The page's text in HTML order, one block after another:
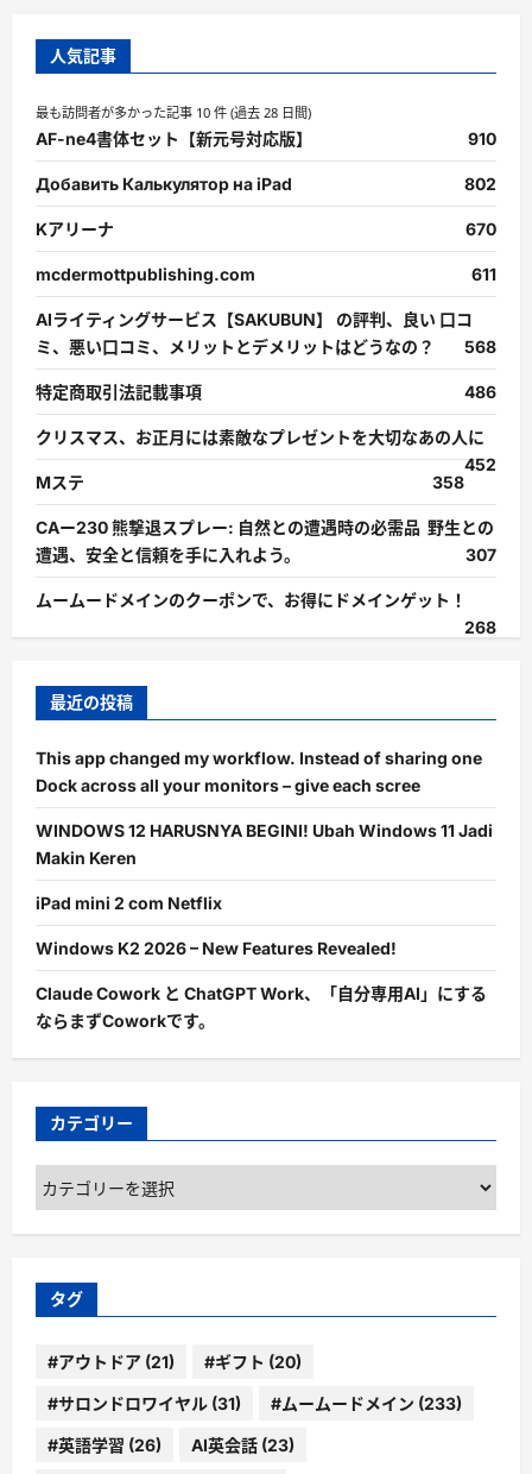
人気記事
最も訪問者が多かった記事 10 件 (過去 28 日間)
AF-ne4書体セット【新元号対応版】 910
Добавить Калькулятор на iPad 802
Kアリーナ 670
mcdermottpublishing.com 611
AIライティングサービス【SAKUBUN】 の評判、良い 口コ
ミ、悪い口コミ、メリットとデメリットはどうなの？
568
特定商取引法記載事項 486
クリスマス、お正月には素敵なプレゼントを大切なあの人に
452
Mステ
358
CAー230 熊撃退スプレー: 自然との遭遇時の必需品 野生との
遭遇、安全と信頼を手に入れよう。
307
ムームードメインのクーポンで、お得にドメインゲット！
268
最近の投稿
This app changed my workflow. Instead of sharing one
Dock across all your monitors – give each scree
WINDOWS 12 HARUSNYA BEGINI! Ubah Windows 11 Jadi
Makin Keren
iPad mini 2 com Netflix
Windows K2 2026 – New Features Revealed!
Claude Cowork と ChatGPT Work、「自分専用AI」にする
ならまずCoworkです。
カテゴリー
カ
テ
ゴ
ー
タグ
#アウトドア (21) #ギフト (20)
#サロンドロワイヤル (31) #ムームードメイン (233)
#英語学習 (26) AI英会話 (23)